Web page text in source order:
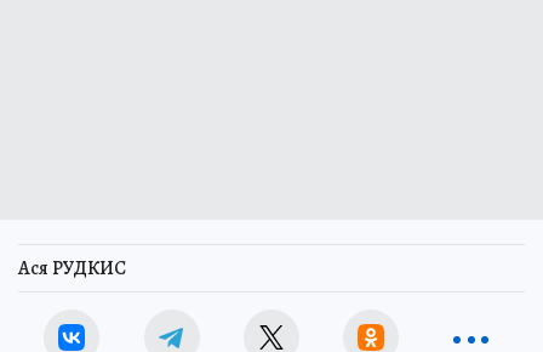
Ася РУДКИС